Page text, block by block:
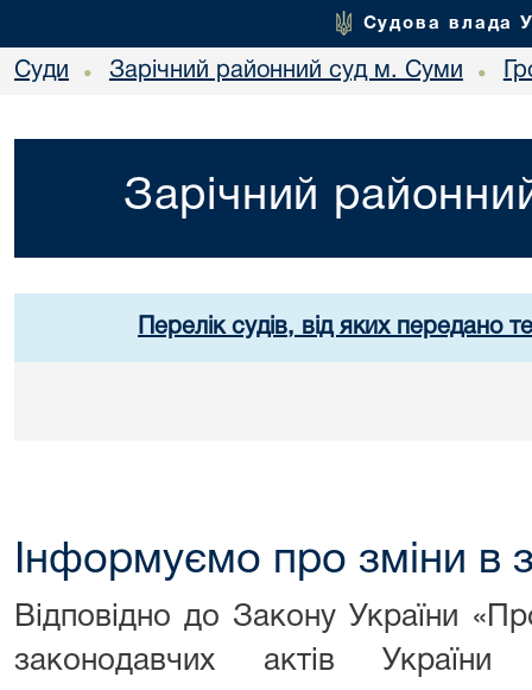
Судова влада
Суди • Зарічний районний суд м. Суми •
Зарічний
Перелік судів, від яких передано
Інформуємо про зміни в
Відповідно до Закону України
законодавчих актів